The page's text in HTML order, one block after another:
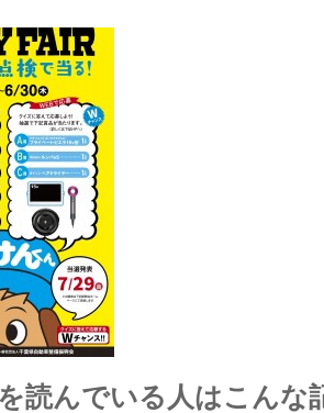
読んでいる人はこんな